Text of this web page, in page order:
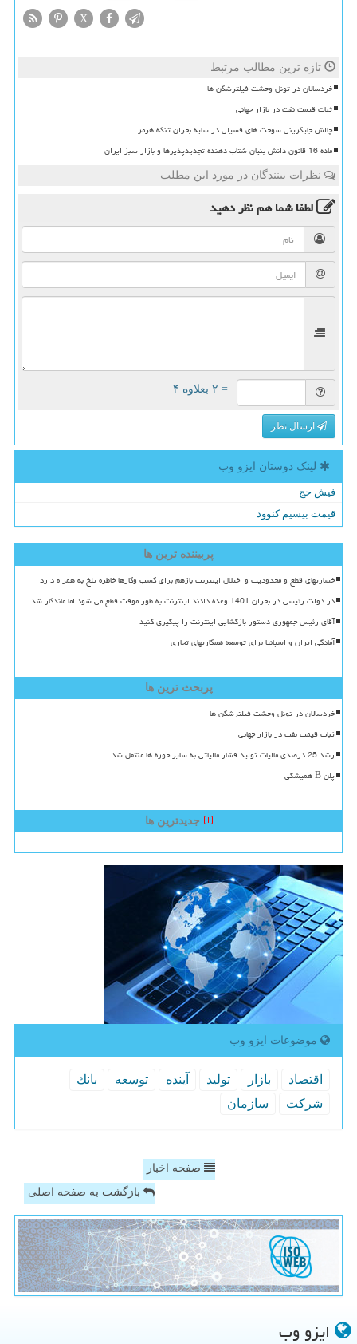
X
تازه ترین مطالب مرتبط
خردسالان در تونل وحشت فیلترشکن ها
ثبات قیمت نفت در بازار جهانی
چالش جایگزینی سوخت های فسیلی در سایه بحران تنگه هرمز
ماده 16 قانون دانش بنیان شتاب دهنده تجدیدپذیرها و بازار سبز ایران
نظرات بینندگان در مورد این مطلب
لطفا شما همنظر دهید
= ۲ بعلاوه ۴
ارسال نظر
لینک دوستان ایزو وب
فیش حج
قیمت بیسیم کنوود
پربیننده ترین ها
خسارتهای قطع و محدودیت و اختلال اینترنت بازهم برای کسب وکارها خاطره تلخ به همراه دارد
در دولت رئیسی در بحران 1401 وعده دادند اینترنت به طور موقت قطع می شود اما ماندگار شد
آقای رئیس جمهوری دستور بازگشایی اینترنت را پیگیری کنید
آمادگی ایران و اسپانیا برای توسعه همکاریهای تجاری
پربحث ترین ها
خردسالان در تونل وحشت فیلترشکن ها
ثبات قیمت نفت در بازار جهانی
رشد 25 درصدی مالیات تولید فشار مالیاتی به سایر حوزه ها منتقل شد
پلن B همیشگی
جدیدترین ها
موضوعات ایزو وب
اقتصاد بازار تولید آینده توسعه
بانك
شركت
سازمان
صفحه اخبار
بازگشت به صفحه اصلی
ایزو وب